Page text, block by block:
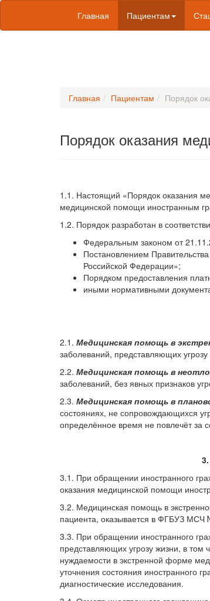
Главная Пациентам
Главная Пациентам Порядок
Порядок оказания
1.1. Настоящий «Порядок оказания
медицинской помощи иностранным
1.2. Порядок разработан в
Федеральным законом от
Постановлением
Российской Федерации»;
Порядком предоставления
иными нормативными
2.1. Медицинская помощь в
заболеваний, представляющих
2.2. Медицинская помощь в
заболеваний, без явных признаков
2.3. Медицинская помощь в
состояниях, не сопровождающихся
определённое время не повлечёт за
3.1. При обращении иностранного
оказания медицинской помощи
3.2. Медицинская помощь в
пациента, оказывается в ФГБУЗ МСЧ
3.3. При обращении иностранного
представляющих угрозу жизни, в
нуждаемости в экстренной форме
уточнения состояния иностранного
диагностические исследования.